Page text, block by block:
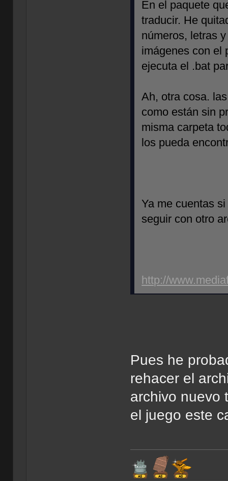
En el paquete
traducir. He
números, letras
imágenes con el
ejecuta el .bat
Ah, otra cosa.
como están sin
misma carpeta
los pueda
Ya me cuentas
seguir con otro
http://
Pues he
rehacer el
archivo nuevo
el juego este